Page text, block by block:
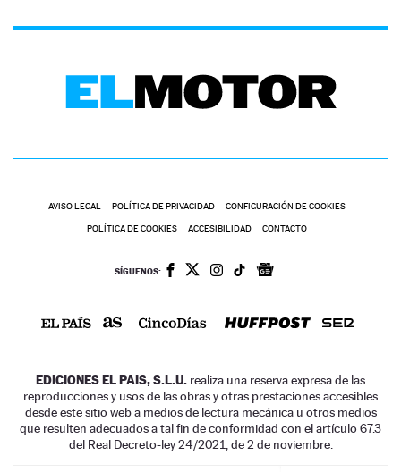
AVISO LEGAL POLÍTICA DE PRIVACIDAD CONFIGURACIÓN DE COOKIES
POLÍTICA DE COOKIES ACCESIBILIDAD CONTACTO
SÍGUENOS:
EDICIONES EL PAIS, S.L.U. realiza una reserva expresa de las
reproducciones y usos de las obras y otras prestaciones accesibles
desde este sitio web a medios de lectura mecánica u otros medios
que resulten adecuados a tal fin de conformidad con el artículo 67.3
del Real Decreto-ley 24/2021, de 2 de noviembre.